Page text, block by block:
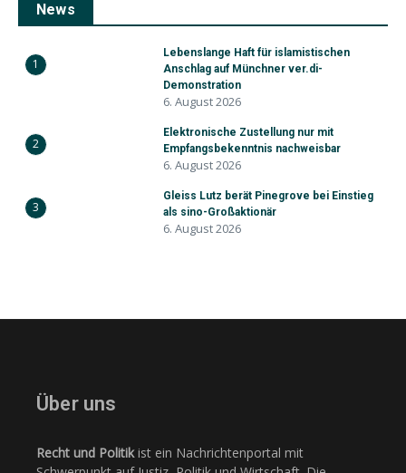
News
1
Lebenslange Haft für islamistischen
Anschlag auf Münchner ver.di-
Demonstration
6. August 2026
2
Elektronische Zustellung nur mit
Empfangsbekenntnis nachweisbar
6. August 2026
3
Gleiss Lutz berät Pinegrove bei Einstieg
als sino-Großaktionär
6. August 2026
Über uns
Recht und Politikist ein Nachrichtenportal mit